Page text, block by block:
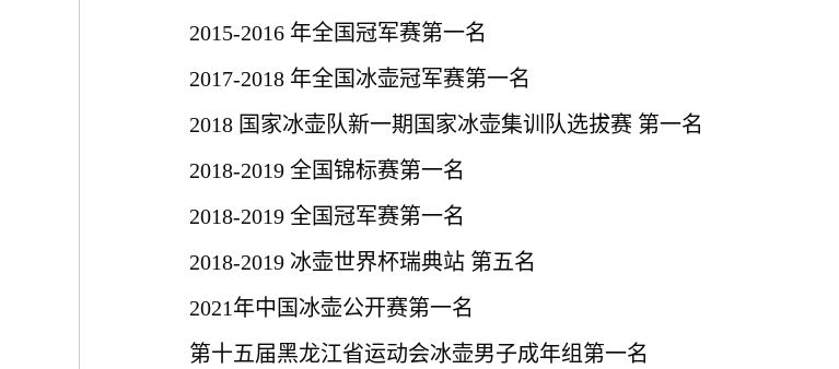
2015-2016 年全国冠军赛第一名
2017-2018 年全国冰壶冠军赛第一名
2018 国家冰壶队新一期国家冰壶集训队选拔赛 第一名
2018-2019 全国锦标赛第一名
2018-2019 全国冠军赛第一名
2018-2019 冰壶世界杯瑞典站 第五名
2021年中国冰壶公开赛第一名
第十五届黑龙江省运动会冰壶男子成年组第一名